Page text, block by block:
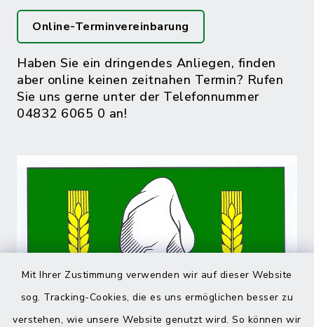
Mit Ihrer Zustimmung verwenden wir auf dieser Website
sog. Tracking-Cookies, die es uns ermöglichen besser zu
verstehen, wie unsere Website genutzt wird. So können wir
Online-Terminvereinbarung
Haben Sie ein dringendes Anliegen, finden
aber online keinen zeitnahen Termin? Rufen
Sie uns gerne unter der Telefonnummer
04832 6065 0 an!